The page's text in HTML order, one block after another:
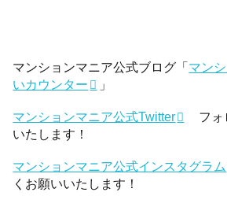
マンションマニア公式ブログ「マン
いカウンター
」
マンションマニア公式Twitter
フォ
いたします！
マンションマニア公式インスタグラム
くお願いいたします！